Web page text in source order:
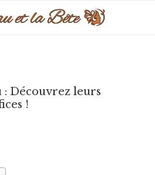
: Découvrez leurs
!